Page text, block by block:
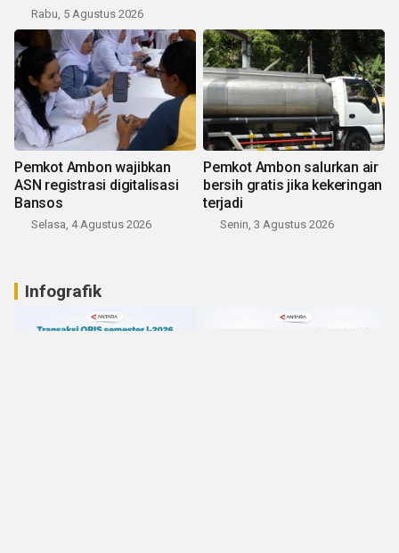
Rabu, 5 Agustus 2026
Pemkot Ambon wajibkan
ASN registrasi digitalisasi
Bansos
Selasa, 4 Agustus 2026
Pemkot Ambon salurkan air
bersih gratis jika kekeringan
terjadi
Senin, 3 Agustus 2026
Infografik